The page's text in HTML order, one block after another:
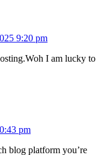
9:20 pm
I am lucky to
pm
blog platform you’re